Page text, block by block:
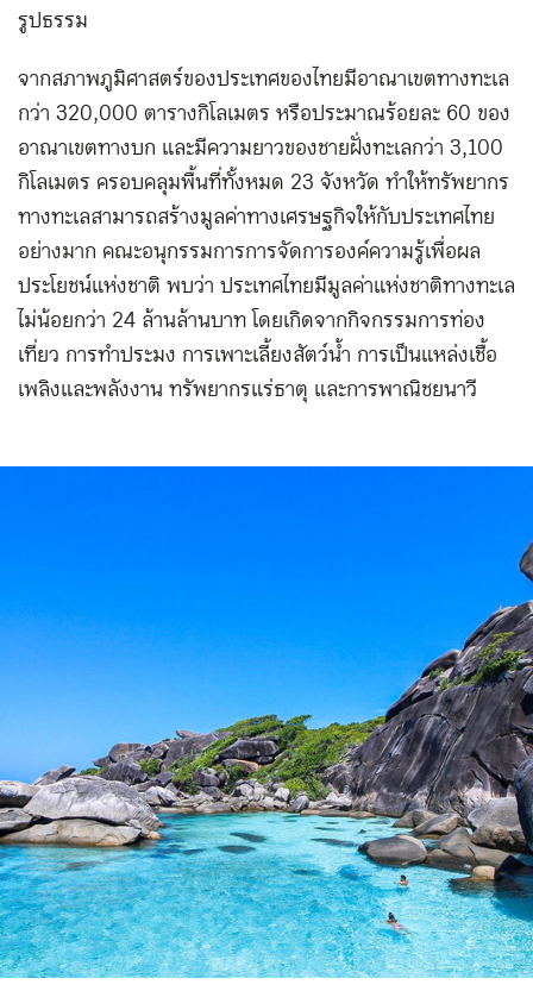
รูปธรรม
จากสภาพภูมิศาสตร์ของประเทศของไทยมีอาณาเขตทางทะเล
กว่า 320,000 ตารางกิโลเมตร หรือประมาณร้อยละ 60 ของ
อาณาเขตทางบก และมีความยาวของชายฝั่งทะเลกว่า 3,100
กิโลเมตร ครอบคลุมพื้นที่ทั้งหมด 23 จังหวัด ทำให้ทรัพยากร
ทางทะเลสามารถสร้างมูลค่าทางเศรษฐกิจให้กับประเทศไทย
อย่างมาก คณะอนุกรรมการการจัดการองค์ความรู้เพื่อผล
ประโยชน์แห่งชาติ พบว่า ประเทศไทยมีมูลค่าแห่งชาติทางทะเล
ไม่น้อยกว่า 24 ล้านล้านบาท โดยเกิดจากกิจกรรมการท่อง
เที่ยว การทำประมง การเพาะเลี้ยงสัตว์น้ำ การเป็นแหล่งเชื้อ
เพลิงและพลังงาน ทรัพยากรแร่ธาตุ และการพาณิชยนาวี